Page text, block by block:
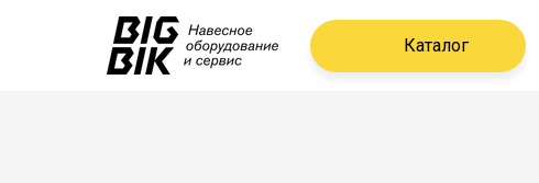
Каталог